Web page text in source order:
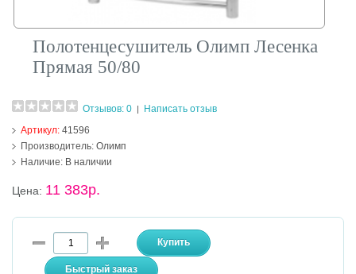
Полотенцесушитель Олимп Лесенка
Прямая 50/80
Отзывов: 0
Написать отзыв
Артикул:41596
Производитель: Олимп
Наличие: В наличии
Цена: 11 383р.